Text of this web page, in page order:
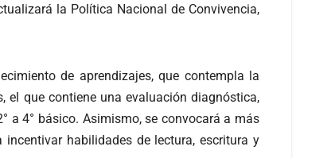
la Política Nacional de Convivencia,
de aprendizajes, que contempla la
el que contiene una evaluación diagnóstica,
a 4° básico. Asimismo, se convocará a más
habilidades de lectura, escritura y